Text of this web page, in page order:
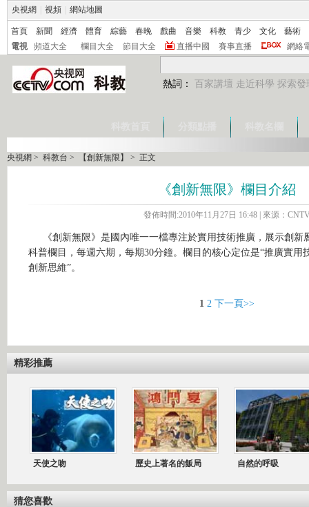
央視網 視頻 網站地圖
首頁 新聞 經濟 體育 綜藝 春晚 戲曲 音樂 科教 青少 文化
藝術
電視
頻道大全 欄目大全 節目大全 直播中國 賽事直播 網絡
熱詞： 百家講壇 走近科學 探索發
央視網 > 科教台 > 【創新無限】 > 正文
《創新無限》欄目介紹
發佈時間:2010年11月27日 16:48 | 來源：
《創新無限》是國內唯一一檔專注於實用技術推廣，展示創
科普欄目，每週六期，每期30分鐘。欄目的核心定位是“推廣實用
創新思維”。
1 2 下一頁>>
精彩推薦
天使之吻 歷史上著名的飯局 自然的呼吸
猜您喜歡